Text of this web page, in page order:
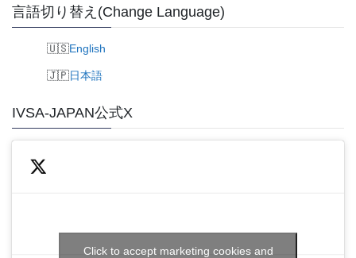
言語切り替え(Change Language)
English
日本語
IVSA-JAPAN公式X
Click to accept marketing cookies and